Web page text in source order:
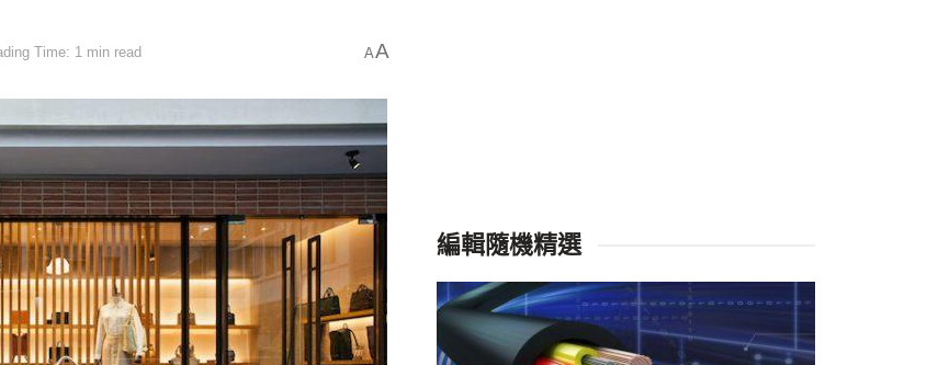
Time: 1 min read AA
編輯隨機精選